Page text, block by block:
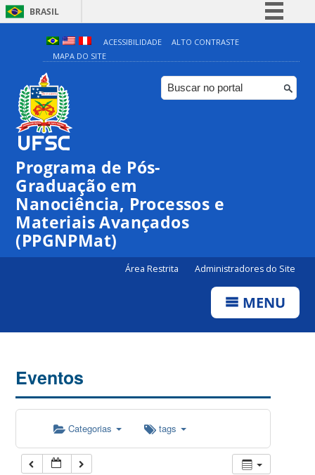
BRASIL
Simplifique!
Comunica BR
Participe
ACESSIBILIDADE
ALTO CONTRASTE
MAPA DO SITE
Programa de Pós-
Graduação em
Nanociência, Processos e
Materiais Avançados
(PPGNPMat)
Área Restrita Administradores do Site
MENU
Eventos
Categorias tags